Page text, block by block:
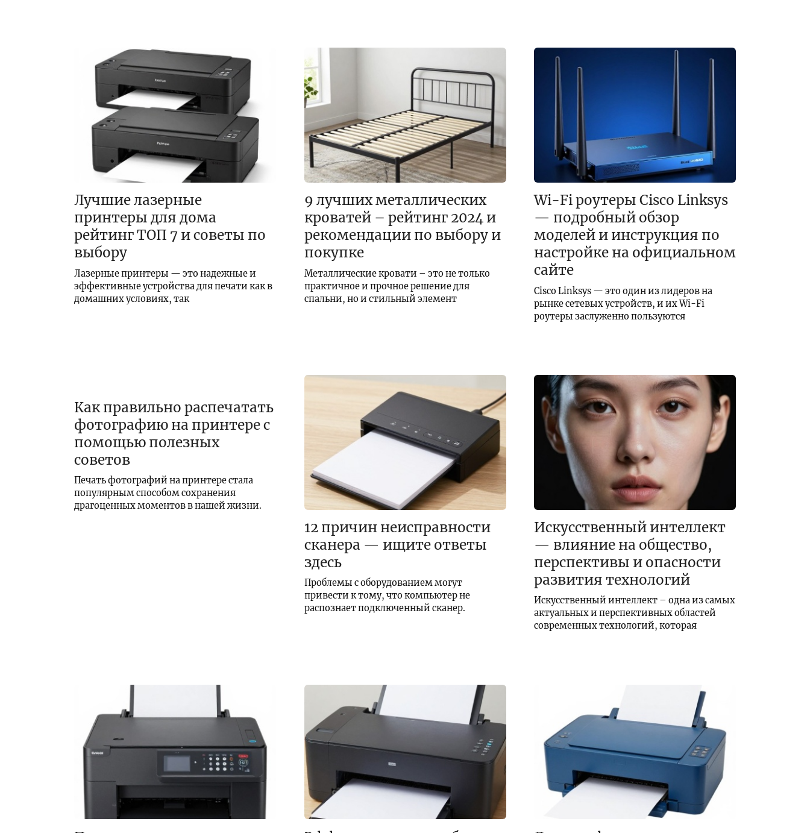
Лучшие лазерные
принтеры для дома
рейтинг ТОП 7 и советы по
выбору
Лазерные принтеры — это надежные и
эффективные устройства для печати как в
домашних условиях, так
9 лучших металлических
кроватей – рейтинг 2024 и
рекомендации по выбору и
покупке
Металлические кровати – это не только
практичное и прочное решение для
спальни, но и стильный элемент
Wi-Fi роутеры Cisco Linksys
— подробный обзор
моделей и инструкция по
настройке на официальном
сайте
Cisco Linksys — это один из лидеров на
рынке сетевых устройств, и их Wi-Fi
роутеры заслуженно пользуются
Как правильно распечатать
фотографию на принтере с
помощью полезных
советов
Печать фотографий на принтере стала
популярным способом сохранения
драгоценных моментов в нашей жизни.
12 причин неисправности
сканера — ищите ответы
здесь
Проблемы с оборудованием могут
привести к тому, что компьютер не
распознает подключенный сканер.
Искусственный интеллект
— влияние на общество,
перспективы и опасности
развития технологий
Искусственный интеллект – одна из самых
актуальных и перспективных областей
современных технологий, которая